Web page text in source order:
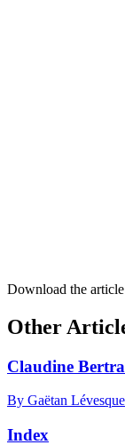
Download the
Other
Claudine
By Gaëtan Lévesque
Index